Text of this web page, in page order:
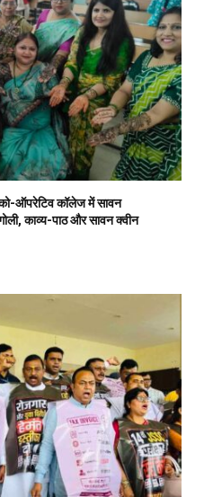
ऑपरेटिव कॉलेज में सावन
काव्य-पाठ और सावन क्वीन